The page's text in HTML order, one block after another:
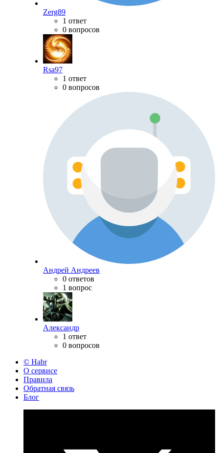
Zerg89
1 ответ
0 вопросов
Rsa97
1 ответ
0 вопросов
Андрей Андреев
0 ответов
1 вопрос
Александр
1 ответ
0 вопросов
© Habr
О сервисе
Правила
Обратная связь
Блог